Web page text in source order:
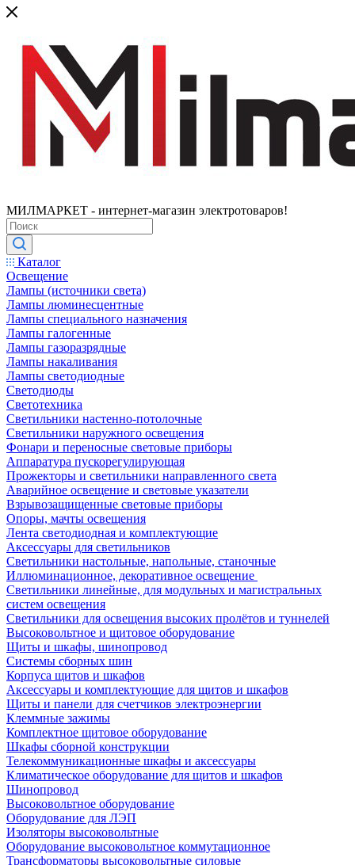
МИЛМАРКЕТ - интернет-магазин электротоваров!
Каталог
Освещение
Лампы (источники света)
Лампы люминесцентные
Лампы специального назначения
Лампы галогенные
Лампы газоразрядные
Лампы накаливания
Лампы светодиодные
Светодиоды
Светотехника
Светильники настенно-потолочные
Светильники наружного освещения
Фонари и переносные световые приборы
Аппаратура пускорегулирующая
Прожекторы и светильники направленного света
Аварийное освещение и световые указатели
Взрывозащищенные световые приборы
Опоры, мачты освещения
Лента светодиодная и комплектующие
Аксессуары для светильников
Светильники настольные, напольные, станочные
Иллюминационное, декоративное освещение
Светильники линейные, для модульных и магистральных
систем освещения
Светильники для освещения высоких пролётов и туннелей
Высоковольтное и щитовое оборудование
Щиты и шкафы, шинопровод
Системы сборных шин
Корпуса щитов и шкафов
Аксессуары и комплектующие для щитов и шкафов
Щиты и панели для счетчиков электроэнергии
Клеммные зажимы
Комплектное щитовое оборудование
Шкафы сборной конструкции
Телекоммуникационные шкафы и аксессуары
Климатическое оборудование для щитов и шкафов
Шинопровод
Высоковольтное оборудование
Оборудование для ЛЭП
Изоляторы высоковольтные
Оборудование высоковольтное коммутационное
Трансформаторы высоковольтные силовые